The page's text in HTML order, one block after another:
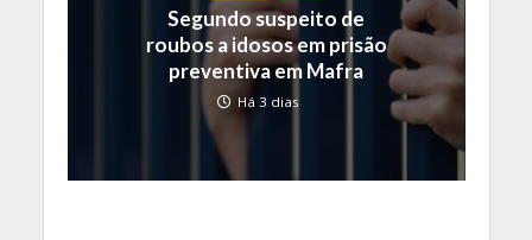
Segundo suspeito de
roubos a idosos em prisão
preventiva em Mafra
Há 3 dias